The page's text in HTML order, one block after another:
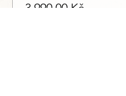
3 990,00 Kč